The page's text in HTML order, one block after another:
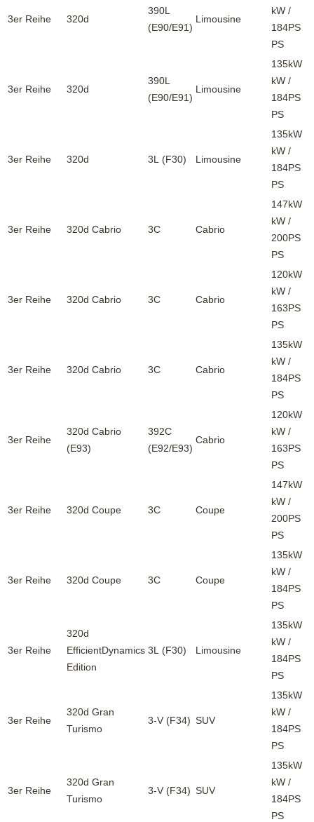
3er Reihe 320d
390L
(E90/E91)
Limousine
kW /
184PS
PS
3er Reihe 320d
390L
(E90/E91)
Limousine
135kW
kW /
184PS
PS
3er Reihe 320d 3L (F30) Limousine
135kW
kW /
184PS
PS
3er Reihe 320d Cabrio 3C Cabrio
147kW
kW /
200PS
PS
3er Reihe 320d Cabrio 3C Cabrio
120kW
kW /
163PS
PS
3er Reihe 320d Cabrio 3C Cabrio
135kW
kW /
184PS
PS
3er Reihe
320d Cabrio
(E93)
392C
(E92/E93)
Cabrio
120kW
kW /
163PS
PS
3er Reihe 320d Coupe 3C Coupe
147kW
kW /
200PS
PS
3er Reihe 320d Coupe 3C Coupe
135kW
kW /
184PS
PS
3er Reihe
320d
EfficientDynamics
Edition
3L (F30) Limousine
135kW
kW /
184PS
PS
3er Reihe
320d Gran
Turismo
3-V (F34) SUV
135kW
kW /
184PS
PS
3er Reihe
320d Gran
Turismo
3-V (F34) SUV
135kW
kW /
184PS
PS